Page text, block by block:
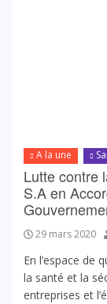
A la une
Lutte contre
S.A en
29 mars 2020
En l’espace de
la santé et la
entreprises et